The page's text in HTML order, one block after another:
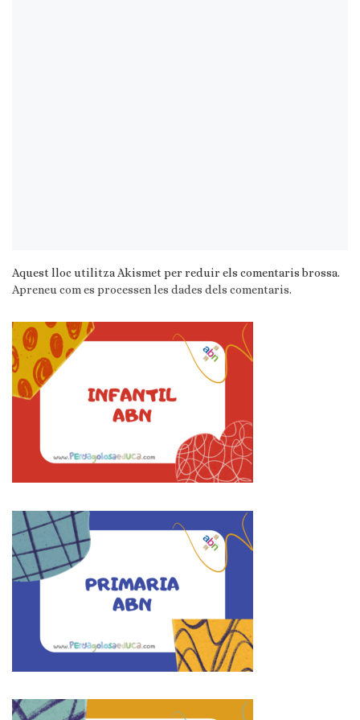
Aquest lloc utilitza Akismet per reduir els comentaris brossa.
Apreneu com es processen les dades dels comentaris.